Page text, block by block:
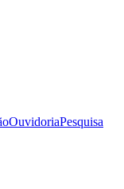
OuvidoriaPesquisa